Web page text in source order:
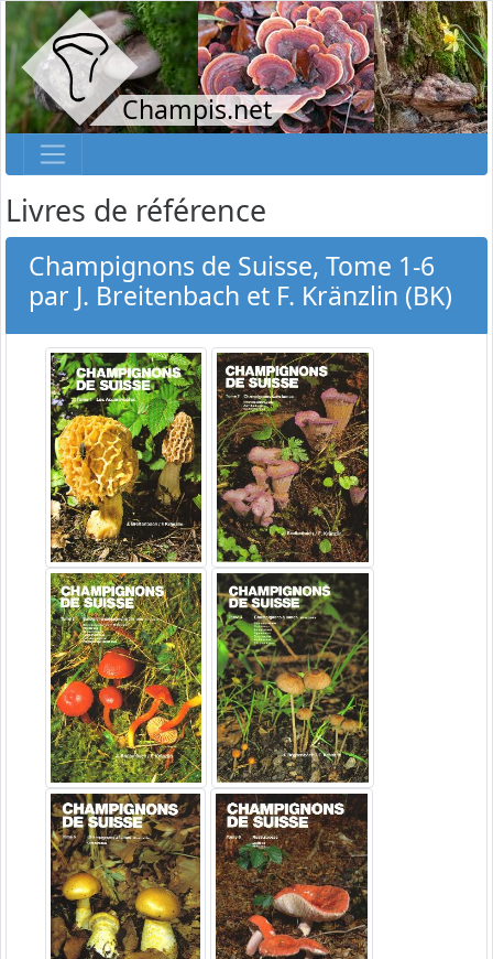
Champis.net
Livres de référence
Champignons de Suisse, Tome 1-6
par J. Breitenbach et F. Kränzlin (BK)